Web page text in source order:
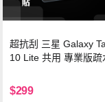
超抗刮 三星 Galaxy
10 Lite 共用 專業版疏
$299